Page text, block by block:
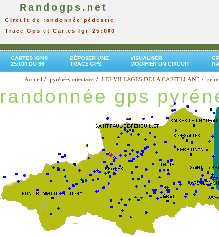
Randogps.net
Circuit de randonnée pédestre
Trace Gps et Cartes Ign 25:000
CARTES IGN®
25:000 DU 66
DÉPOSER UNE
TRACE GPS
VISUALISER
MODIFIER UN CIRCUIT
Accueil pyrénées orientales LES VILLAGES DE LA CASTELLANE se
randonnée gps